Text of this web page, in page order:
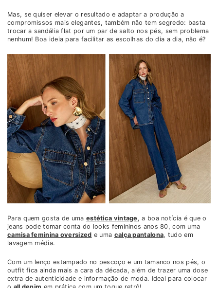
Mas, se quiser elevar o resultado e adaptar a produção a
compromissos mais elegantes, também não tem segredo: basta
trocar a sandália flat por um par de salto nos pés, sem problema
nenhum! Boa ideia para facilitar as escolhas do dia a dia, não é?
Para quem gosta de uma estética vintage, a boa notícia é que o
jeans pode tomar conta do looks femininos anos 80​, com uma
camisa feminina oversized e uma calça pantalona, tudo em
lavagem média.
Com um lenço estampado no pescoço e um tamanco nos pés, o
outfit fica ainda mais a cara da década, além de trazer uma dose
extra de autenticidade e informação de moda. Ideal para colocar